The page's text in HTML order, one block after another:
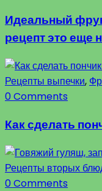
Идеальный
рецепт это еще
Рецепты выпечки,
0 Comments
Как сделать
Рецепты вторых
0 Comments